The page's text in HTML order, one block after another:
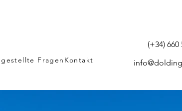
Fragen Kontakt
(+34) 660